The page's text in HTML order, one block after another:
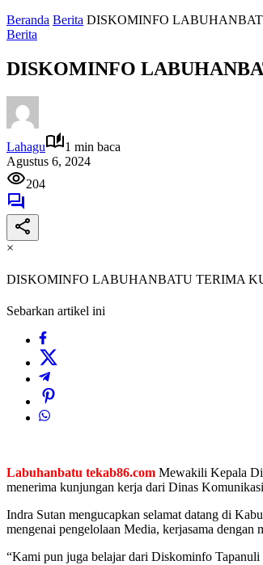
Beranda Berita DISKOMINFO
Berita
DISKOMINFO
Lahagu
1 min baca
Agustus 6, 2024
204
×
DISKOMINFO LABUHANBATU TERIMA
Sebarkan artikel ini
Labuhanbatu tekab86.com Mewakili Kepala
menerima kunjungan kerja dari Dinas
Indra Sutan mengucapkan selamat datang di
mengenai pengelolaan Media, kerjasama dengan
“Kami pun juga belajar dari Diskominfo Tapanuli